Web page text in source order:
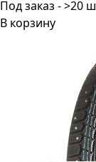
Под заказ - >20
В корзину